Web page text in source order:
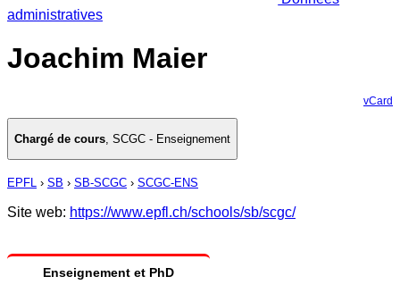
administratives
Joachim Maier
vCard
Chargé de cours, SCGC - Enseignement
EPFL › SB › SB-SCGC › SCGC-ENS
Site web: https://www.epfl.ch/schools/sb/scgc/
Enseignement et PhD